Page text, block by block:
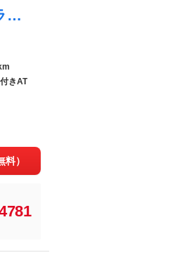
３シリーズ ３２０ｄ ｘＤｒｉｖｅツリングＥＤジョイ＋ハイライＰ ワンオーナー アンビエントライト トップビュー＋サイドビューモニター フルセグＴＶ ドライブレコーダー パワーテールゲート黒レザーシート アクティブクルーズコントロール シートヒーター
きAT
）